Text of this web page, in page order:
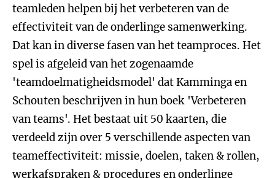
teamleden helpen bij het verbeteren van de
effectiviteit van de onderlinge samenwerking.
Dat kan in diverse fasen van het teamproces. Het
spel is afgeleid van het zogenaamde
'teamdoelmatigheidsmodel' dat Kamminga en
Schouten beschrijven in hun boek 'Verbeteren
van teams'. Het bestaat uit 50 kaarten, die
verdeeld zijn over 5 verschillende aspecten van
teameffectiviteit: missie, doelen, taken & rollen,
werkafspraken & procedures en onderlinge